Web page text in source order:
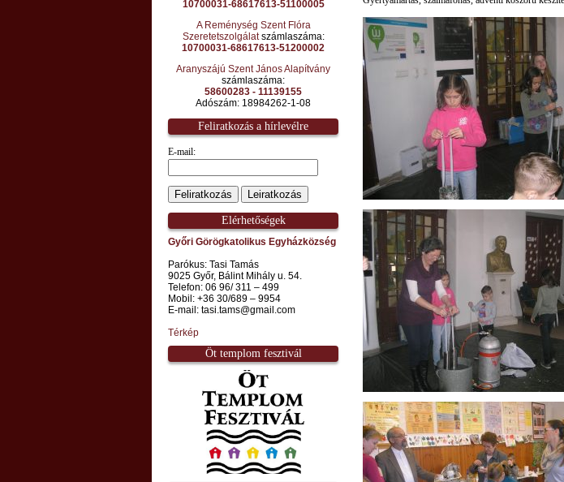
10700031-68617613-51100005
A Reménység Szent Flóra
Szeretetszolgálatszámlaszáma:
10700031-68617613-51200002
Aranyszájú Szent János Alapítvány
számlaszáma:
58600283 - 11139155
Adószám: 18984262-1-08
Feliratkozás a hírlevélre
E-mail:
Elérhetőségek
Győri Görögkatolikus Egyházközség
Parókus: Tasi Tamás
9025 Győr, Bálint Mihály u. 54.
Telefon: 06 96/ 311 – 499
Mobil: +36 30/689 – 9954
E-mail: tasi.tams@gmail.com
Térkép
Öt templom fesztivál